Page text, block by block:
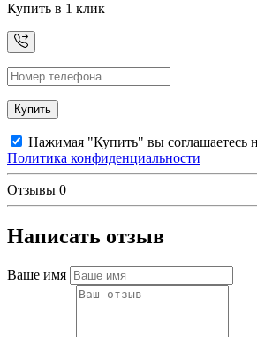
Купить в 1 клик
Купить
Нажимая "Купить" вы соглашаетесь
Политика конфиденциальности
Отзывы 0
Написать отзыв
Ваше имя